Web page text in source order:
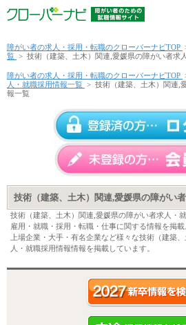
障がい者の求人・採用・転職のクローバーナビTOP
覧 > 技術（建築、土木）関連,愛媛県の障がい者求
障がい者の求人・採用・転職のクローバーナビTOP
人・就職採用情報一覧 > 技術（建築、土木）関連,
報一覧
技術（建築、土木）関連,愛媛県の障がい
技術（建築、土木）関連,愛媛県の障がい者求人・
雇用・就職・採用・転職・仕事に関する情報を掲載
上場企業・大手・有名企業など様々な技術（建築
人・就職採用情報情報を掲載しています。